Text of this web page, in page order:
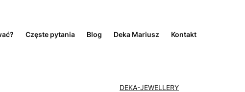
Częste pytania Blog Deka Mariusz Kontakt
DEKA-JEWELLERY